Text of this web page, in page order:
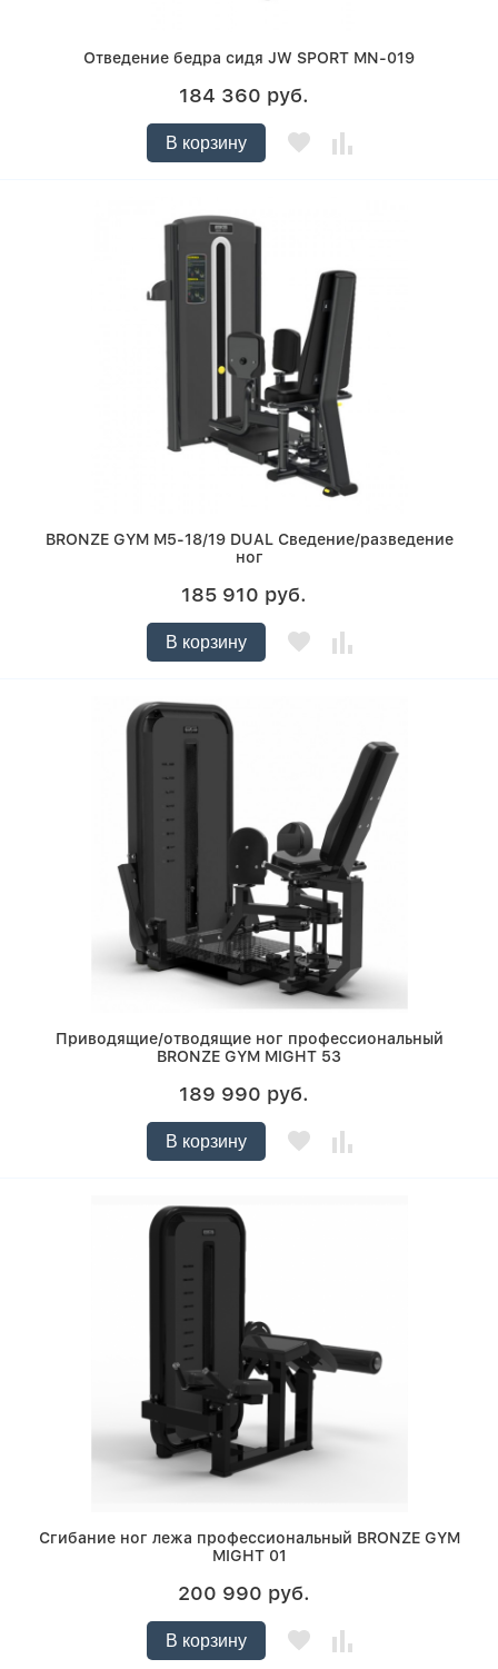
Отведение бедра сидя JW SPORT MN-019
184 360 руб.
В корзину
BRONZE GYM M5-18/19 DUAL Сведение/разведение
ног
185 910 руб.
В корзину
Приводящие/отводящие ног профессиональный
BRONZE GYM MIGHT 53
189 990 руб.
В корзину
Сгибание ног лежа профессиональный BRONZE GYM
MIGHT 01
200 990 руб.
В корзину